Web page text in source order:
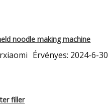
noodle making machine
Érvényes: 2024-6-30
filler